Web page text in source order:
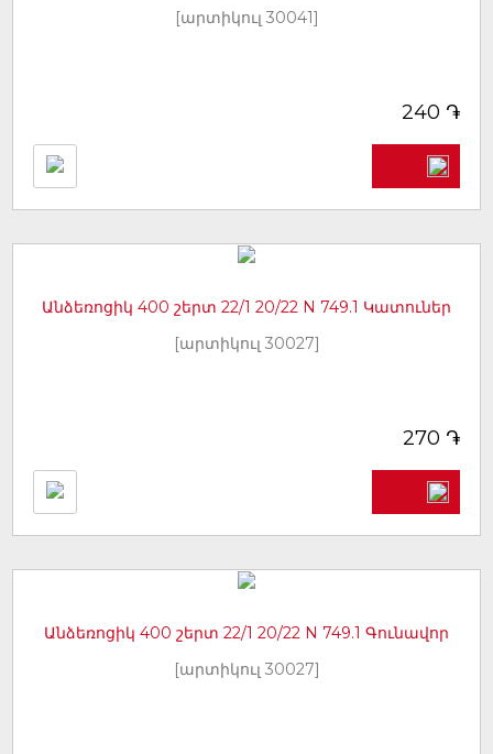
[արտիկուլ 30041]
240 ֏
Անձեռոցիկ 400 շերտ 22/1 20/22 N 749.1 Կատուներ
[արտիկուլ 30027]
270 ֏
Անձեռոցիկ 400 շերտ 22/1 20/22 N 749.1 Գունավոր
[արտիկուլ 30027]